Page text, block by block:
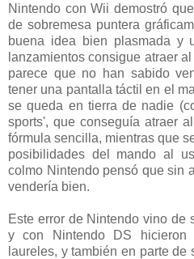
Nintendo con Wii demostró
de sobremesa puntera
buena idea bien plasmada y
lanzamientos consigue atraer
parece que no han sabido
tener una pantalla táctil en el
se queda en tierra de nadie
sports', que conseguía atraer
fórmula sencilla, mientras que
posibilidades del mando al
colmo Nintendo pensó que sin
vendería bien.
Este error de Nintendo vino de
y con Nintendo DS
laureles, y también en parte